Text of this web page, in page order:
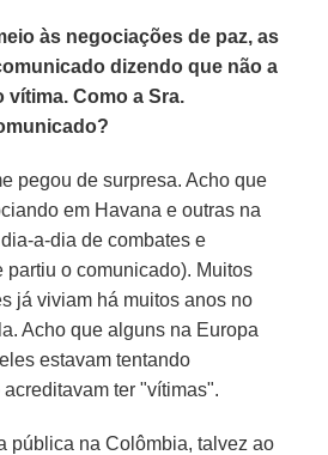
às negociações de paz, as
dizendo que não a
Como a Sra.
pegou de surpresa. Acho que
em Havana e outras na
a-dia de combates e
partiu o comunicado). Muitos
já viviam há muitos anos no
Acho que alguns na Europa
estavam tentando
ter "vítimas".
pública na Colômbia, talvez ao